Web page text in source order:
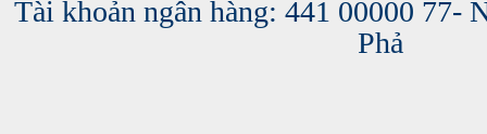
Tài khoản ngân hàng: 441 00000 77-
Phả